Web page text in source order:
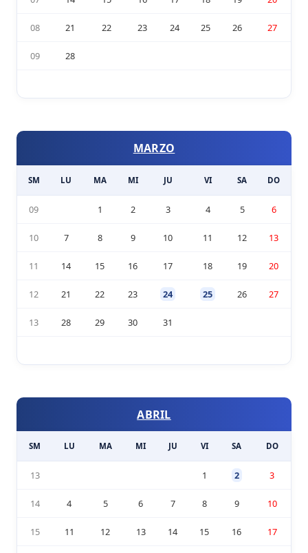
08 21 22 23 24 25 26 27
09 28
MARZO
SM LU MA MI JU VI SA DO
09 1 2 3 4 5 6
10 7 8 9 10 11 12 13
11 14 15 16 17 18 19 20
12 21 22 23 24 25 26 27
13 28 29 30 31
ABRIL
SM LU MA MI JU VI SA DO
13 1 2 3
14 4 5 6 7 8 9 10
15 11 12 13 14 15 16 17